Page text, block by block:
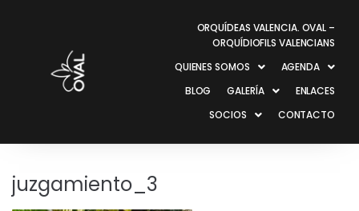
ORQUÍDEAS VALENCIA. OVAL –
ORQUÍDIOFILS VALENCIANS
QUIENES SOMOS
AGENDA
BLOG
GALERÍA
ENLACES
SOCIOS
CONTACTO
juzgamiento_3